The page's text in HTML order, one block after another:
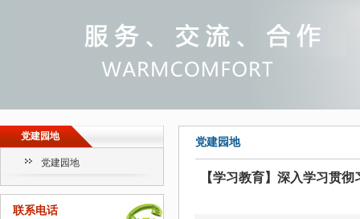
党建园地
党建园地
联系电话
党建园地
【学习教育】深入学习贯